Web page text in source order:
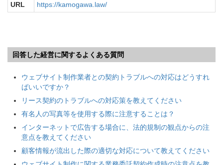
URL
https://kamogawa.law/
回答した経営に関するよくある質問
ウェブサイト制作業者との契約トラブルへの対応はどうすれ
ばいいですか？
リース契約のトラブルへの対応策を教えてください
有名人の写真等を使用する際に注意することは？
インターネットで広告する場合に、法的規制の観点からの注
意点を教えてください
顧客情報が流出した際の適切な対応について教えてください